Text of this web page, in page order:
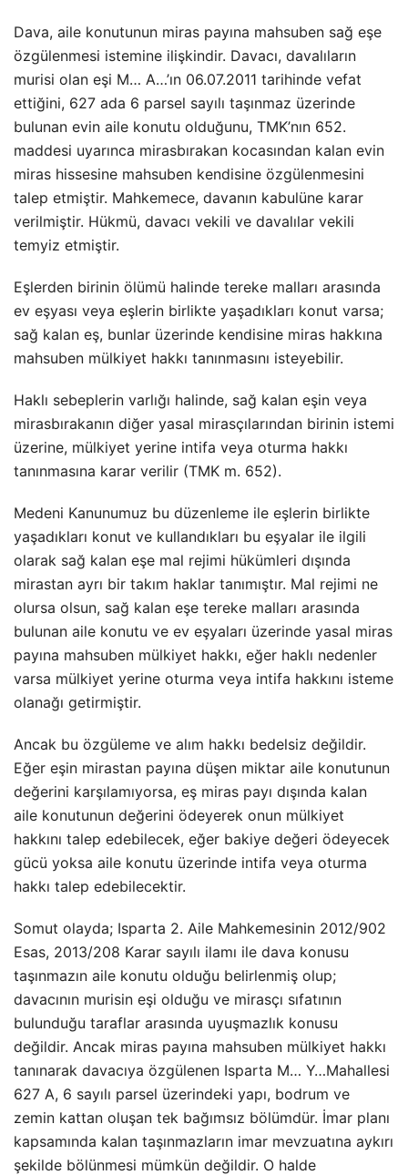
Dava, aile konutunun miras payına mahsuben sağ eşe
özgülenmesi istemine ilişkindir. Davacı, davalıların
murisi olan eşi M… A…’ın 06.07.2011 tarihinde vefat
ettiğini, 627 ada 6 parsel sayılı taşınmaz üzerinde
bulunan evin aile konutu olduğunu, TMK’nın 652.
maddesi uyarınca mirasbırakan kocasından kalan evin
miras hissesine mahsuben kendisine özgülenmesini
talep etmiştir. Mahkemece, davanın kabulüne karar
verilmiştir. Hükmü, davacı vekili ve davalılar vekili
temyiz etmiştir.
Eşlerden birinin ölümü halinde tereke malları arasında
ev eşyası veya eşlerin birlikte yaşadıkları konut varsa;
sağ kalan eş, bunlar üzerinde kendisine miras hakkına
mahsuben mülkiyet hakkı tanınmasını isteyebilir.
Haklı sebeplerin varlığı halinde, sağ kalan eşin veya
mirasbırakanın diğer yasal mirasçılarından birinin istemi
üzerine, mülkiyet yerine intifa veya oturma hakkı
tanınmasına karar verilir (TMK m. 652).
Medeni Kanunumuz bu düzenleme ile eşlerin birlikte
yaşadıkları konut ve kullandıkları bu eşyalar ile ilgili
olarak sağ kalan eşe mal rejimi hükümleri dışında
mirastan ayrı bir takım haklar tanımıştır. Mal rejimi ne
olursa olsun, sağ kalan eşe tereke malları arasında
bulunan aile konutu ve ev eşyaları üzerinde yasal miras
payına mahsuben mülkiyet hakkı, eğer haklı nedenler
varsa mülkiyet yerine oturma veya intifa hakkını isteme
olanağı getirmiştir.
Ancak bu özgüleme ve alım hakkı bedelsiz değildir.
Eğer eşin mirastan payına düşen miktar aile konutunun
değerini karşılamıyorsa, eş miras payı dışında kalan
aile konutunun değerini ödeyerek onun mülkiyet
hakkını talep edebilecek, eğer bakiye değeri ödeyecek
gücü yoksa aile konutu üzerinde intifa veya oturma
hakkı talep edebilecektir.
Somut olayda; Isparta 2. Aile Mahkemesinin 2012/902
Esas, 2013/208 Karar sayılı ilamı ile dava konusu
taşınmazın aile konutu olduğu belirlenmiş olup;
davacının murisin eşi olduğu ve mirasçı sıfatının
bulunduğu taraflar arasında uyuşmazlık konusu
değildir. Ancak miras payına mahsuben mülkiyet hakkı
tanınarak davacıya özgülenen Isparta M… Y…Mahallesi
627 A, 6 sayılı parsel üzerindeki yapı, bodrum ve
zemin kattan oluşan tek bağımsız bölümdür. İmar planı
kapsamında kalan taşınmazların imar mevzuatına aykırı
şekilde bölünmesi mümkün değildir. O halde